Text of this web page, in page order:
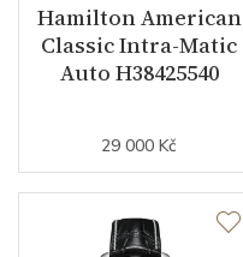
Hamilton American
Classic Intra-Matic
Auto H38425540
29 000 Kč